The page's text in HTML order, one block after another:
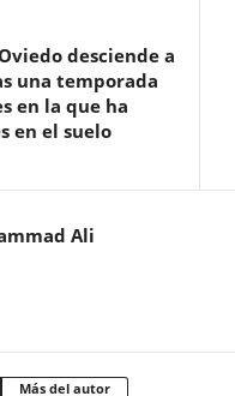
desciende a
una temporada
en la que ha
en el suelo
Ali
Más del autor